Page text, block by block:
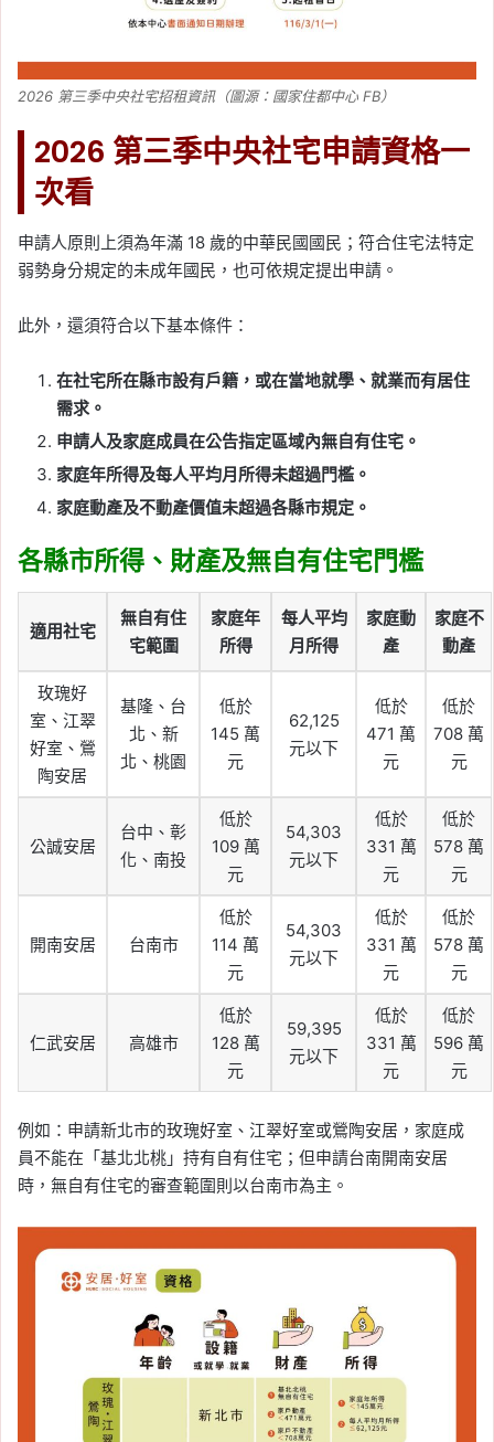
2026 第三季中央社宅招租資訊（圖源：國家住都中心 FB）
2026 第三季中央社宅申請資格一
次看
申請人原則上須為年滿 18 歲的中華民國國民；符合住宅法特定
弱勢身分規定的未成年國民，也可依規定提出申請。
此外，還須符合以下基本條件：
在社宅所在縣市設有戶籍，或在當地就學、就業而有居住
需求。
申請人及家庭成員在公告指定區域內無自有住宅。
家庭年所得及每人平均月所得未超過門檻。
家庭動產及不動產價值未超過各縣市規定。
各縣市所得、財產及無自有住宅門檻
適用社宅
無自有住
宅範圍
家庭年
所得
每人平均
月所得
家庭動
產
家庭不
動產
玫瑰好
室、江翠
好室、鶯
陶安居
基隆、台
北、新
北、桃園
低於
145 萬
元
62,125
元以下
低於
471 萬
元
低於
708 萬
元
公誠安居
台中、彰
化、南投
低於
109 萬
元
54,303
元以下
低於
331 萬
元
低於
578 萬
元
開南安居 台南市
低於
114 萬
元
54,303
元以下
低於
331 萬
元
低於
578 萬
元
仁武安居 高雄市
低於
128 萬
元
59,395
元以下
低於
331 萬
元
低於
596 萬
元
例如：申請新北市的玫瑰好室、江翠好室或鶯陶安居，家庭成
員不能在「基北北桃」持有自有住宅；但申請台南開南安居
時，無自有住宅的審查範圍則以台南市為主。